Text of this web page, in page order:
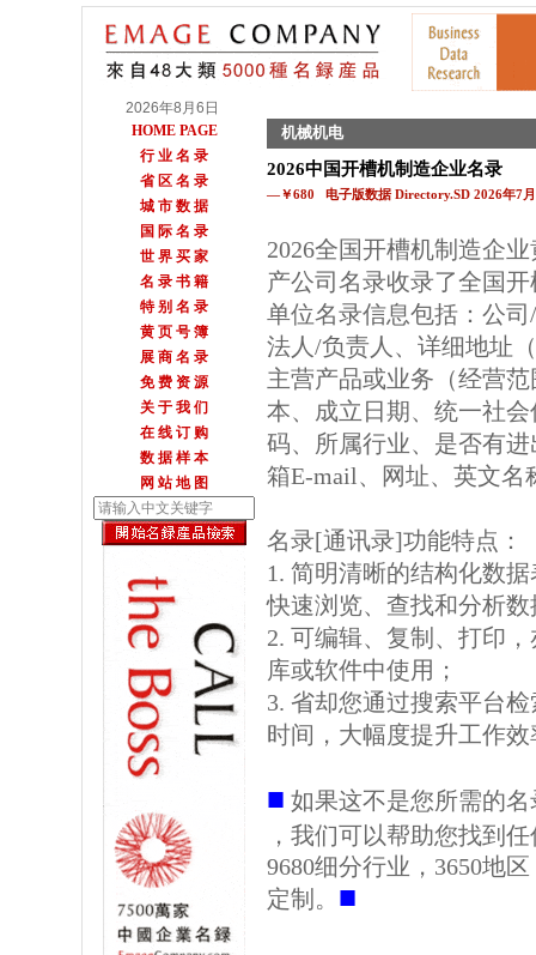
2026年8月6日
HOME PAGE
行 业 名 录
省 区 名 录
城 市 数 据
国 际 名 录
世 界 买 家
名 录 书 籍
特 别 名 录
黄 页 号 簿
展 商 名 录
免 费 资 源
关 于 我 们
在 线 订 购
数 据 样 本
网 站 地 图
机械机电
2026中国开槽机制造企业名录
—￥680 电子版数据 Directory.SD 2026年7
2026全国开槽机制造企
产公司名录收录了全国
单位名录信息包括：公
法人/负责人、详细地址
主营产品或业务（经营
本、成立日期、统一社
码、所属行业、是否有
箱E-mail、网址、英文名
名录[通讯录]功能特点：
1. 简明清晰的结构化数
快速浏览、查找和分析数
2. 可编辑、复制、打印
库或软件中使用；
3. 省却您通过搜索平台
时间，大幅度提升工作效
■ 如果这不是您所需的
，我们可以帮助您找到
9680细分行业，3650地
定制。 ■